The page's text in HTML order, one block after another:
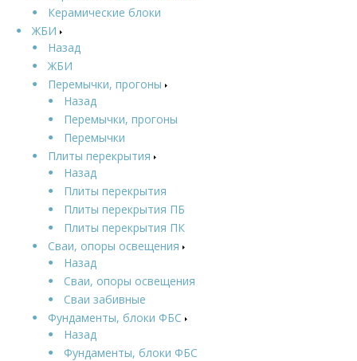
Керамические блоки
ЖБИ
Назад
ЖБИ
Перемычки, прогоны
Назад
Перемычки, прогоны
Перемычки
Плиты перекрытия
Назад
Плиты перекрытия
Плиты перекрытия ПБ
Плиты перекрытия ПК
Сваи, опоры освещения
Назад
Сваи, опоры освещения
Сваи забивные
Фундаменты, блоки ФБС
Назад
Фундаменты, блоки ФБС